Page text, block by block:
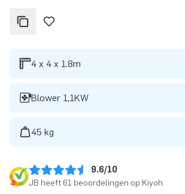
4 x 4 x 1.8m
Blower 1,1KW
45 kg
9.6/10
JB heeft 61 beoordelingen op Kiyoh